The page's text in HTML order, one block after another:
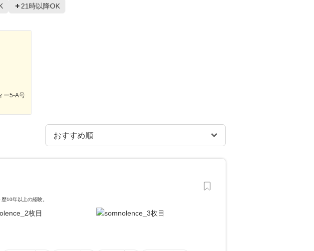
21時以降OK
ー5-A号
10年以上の経験。